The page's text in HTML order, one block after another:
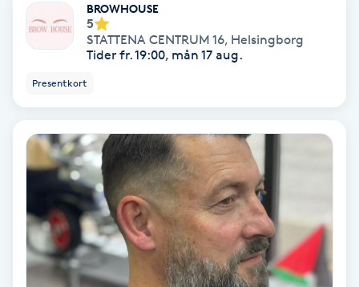
Olaplex
Olaplexbehandling
Ombre
Ombre brows
Ombre naglar
Optiker
BROWHOUSE
5
STATTENA CENTRUM 16, Helsingborg
Tider fr. 19:00, mån 17 aug.
Presentkort